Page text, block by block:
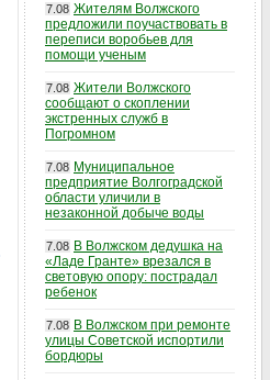
7.08 Жителям Волжского
предложили поучаствовать в
переписи воробьев для
помощи ученым
7.08 Жители Волжского
сообщают о скоплении
экстренных служб в
Погромном
7.08 Муниципальное
предприятие Волгоградской
области уличили в
незаконной добыче воды
7.08 В Волжском дедушка на
«Ладе Гранте» врезался в
световую опору: пострадал
ребенок
7.08 В Волжском при ремонте
улицы Советской испортили
бордюры